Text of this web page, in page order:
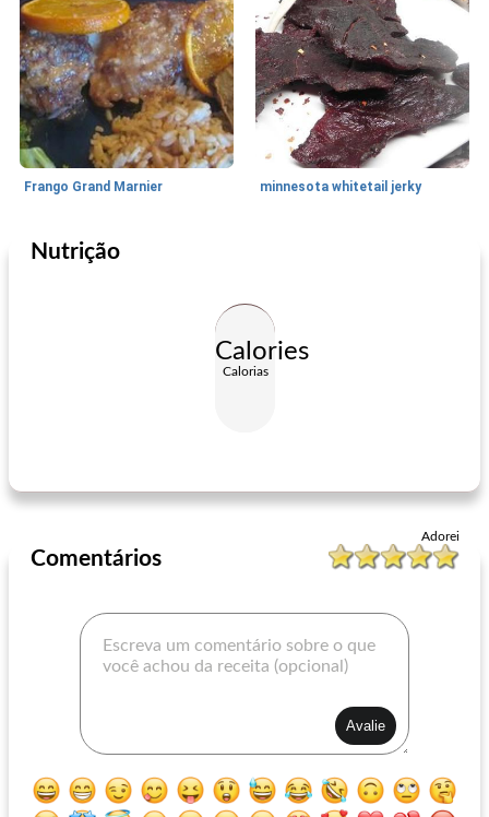
Frango Grand Marnier minnesota whitetail jerky
Aperitivos e Petiscos
Nutrição
Calories
Calorias
Adorei
Comentários